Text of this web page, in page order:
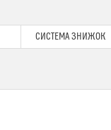
СИСТЕМА ЗНИЖОК